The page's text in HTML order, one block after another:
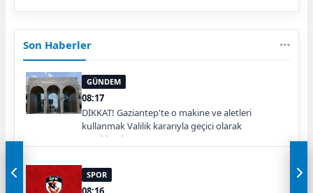
Son Haberler
GÜNDEM
08:17
DİKKAT! Gaziantep'te o makine ve aletleri
kullanmak Valilik kararıyla geçici olarak
yasaklandı
SPOR